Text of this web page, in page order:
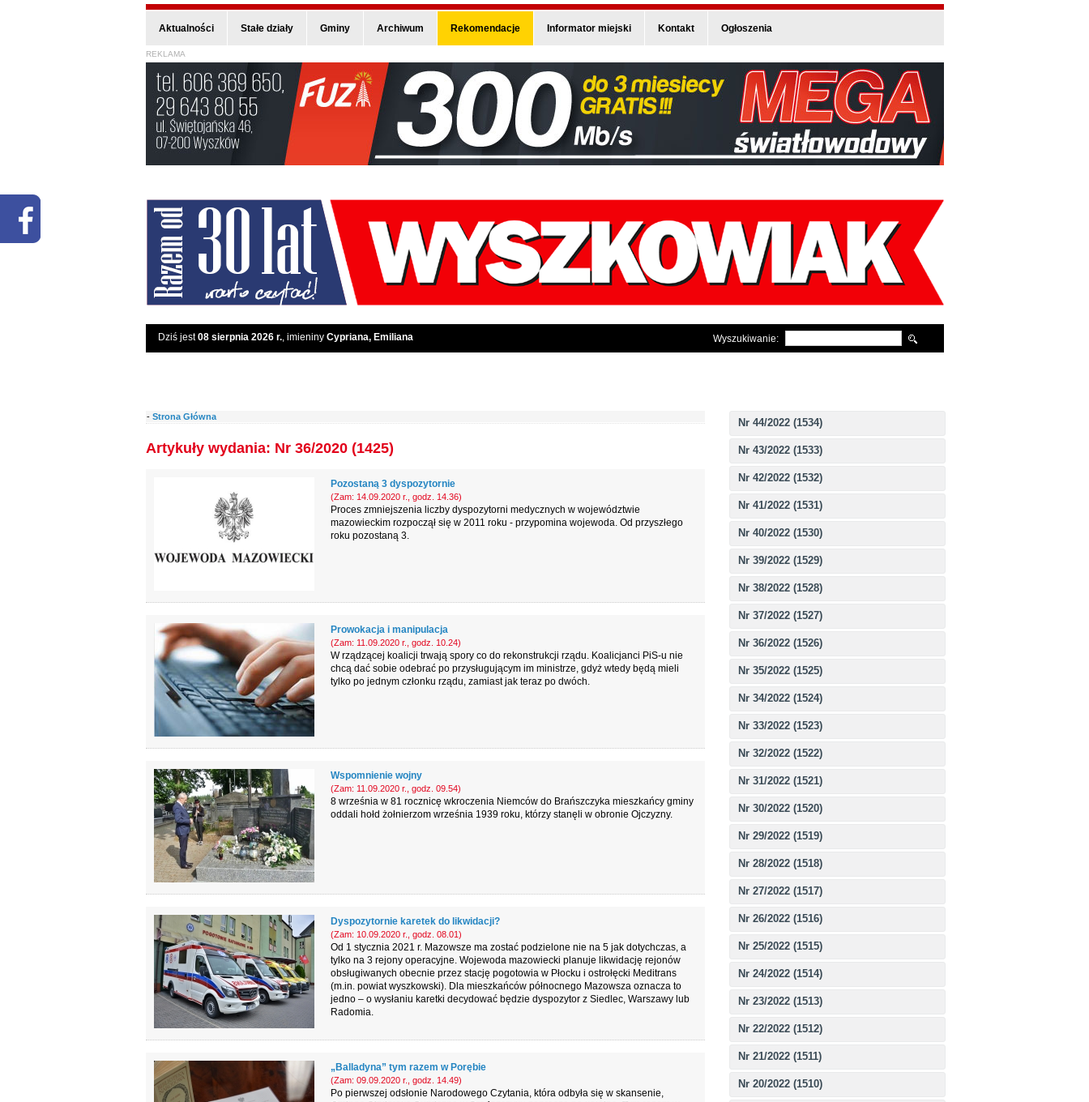
Aktualności Stałe działy Gminy Archiwum Rekomendacje Informator miejski Kontakt Ogłoszenia
REKLAMA
Dziś jest08 sierpnia 2026 r., imieniny Cypriana, Emiliana Wyszukiwanie:
Nr 44/2022 (1534)
Nr 43/2022 (1533)
Nr 42/2022 (1532)
Nr 41/2022 (1531)
Nr 40/2022 (1530)
Nr 39/2022 (1529)
Nr 38/2022 (1528)
Nr 37/2022 (1527)
Nr 36/2022 (1526)
Nr 35/2022 (1525)
Nr 34/2022 (1524)
Nr 33/2022 (1523)
Nr 32/2022 (1522)
Nr 31/2022 (1521)
Nr 30/2022 (1520)
Nr 29/2022 (1519)
Nr 28/2022 (1518)
Nr 27/2022 (1517)
Nr 26/2022 (1516)
Nr 25/2022 (1515)
Nr 24/2022 (1514)
Nr 23/2022 (1513)
Nr 22/2022 (1512)
Nr 21/2022 (1511)
Nr 20/2022 (1510)
- Strona Główna
Artykuły wydania: Nr 36/2020 (1425)
Pozostaną 3 dyspozytornie
(Zam: 14.09.2020 r., godz. 14.36)
Proces zmniejszenia liczby dyspozytorni medycznych w województwie
mazowieckim rozpoczął się w 2011 roku - przypomina wojewoda. Od przyszłego
roku pozostaną 3.
Prowokacja i manipulacja
(Zam: 11.09.2020 r., godz. 10.24)
W rządzącej koalicji trwają spory co do rekonstrukcji rządu. Koalicjanci PiS-u nie
chcą dać sobie odebrać po przysługującym im ministrze, gdyż wtedy będą mieli
tylko po jednym członku rządu, zamiast jak teraz po dwóch.
Wspomnienie wojny
(Zam: 11.09.2020 r., godz. 09.54)
8 września w 81 rocznicę wkroczenia Niemców do Brańszczyka mieszkańcy gminy
oddali hołd żołnierzom września 1939 roku, którzy stanęli w obronie Ojczyzny.
Dyspozytornie karetek do likwidacji?
(Zam: 10.09.2020 r., godz. 08.01)
Od 1 stycznia 2021 r. Mazowsze ma zostać podzielone nie na 5 jak dotychczas, a
tylko na 3 rejony operacyjne. Wojewoda mazowiecki planuje likwidację rejonów
obsługiwanych obecnie przez stację pogotowia w Płocku i ostrołęcki Meditrans
(m.in. powiat wyszkowski). Dla mieszkańców północnego Mazowsza oznacza to
jedno – o wysłaniu karetki decydować będzie dyspozytor z Siedlec, Warszawy lub
Radomia.
„Balladyna” tym razem w Porębie
(Zam: 09.09.2020 r., godz. 14.49)
Po pierwszej odsłonie Narodowego Czytania, która odbyła się w skansenie,